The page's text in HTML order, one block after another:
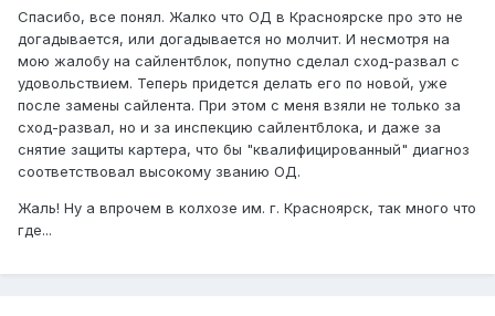
Спасибо, все понял. Жалко что ОД в Красноярске про это не
догадывается, или догадывается но молчит. И несмотря на
мою жалобу на сайлентблок, попутно сделал сход-развал с
удовольствием. Теперь придется делать его по новой, уже
после замены сайлента. При этом с меня взяли не только за
сход-развал, но и за инспекцию сайлентблока, и даже за
снятие защиты картера, что бы "квалифицированный" диагноз
соответствовал высокому званию ОД.
Жаль! Ну а впрочем в колхозе им. г. Красноярск, так много что
где...